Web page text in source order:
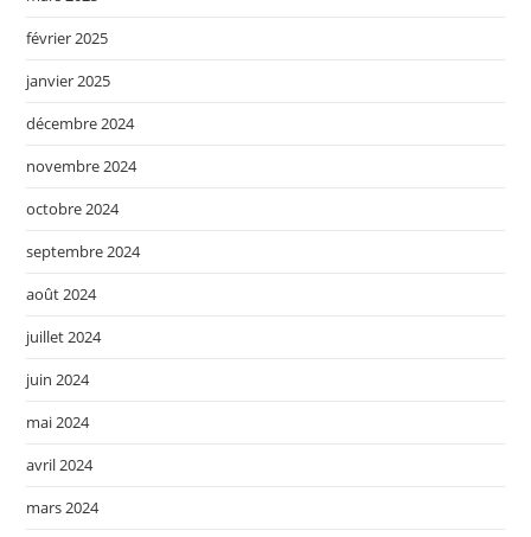
février 2025
janvier 2025
décembre 2024
novembre 2024
octobre 2024
septembre 2024
août 2024
juillet 2024
juin 2024
mai 2024
avril 2024
mars 2024